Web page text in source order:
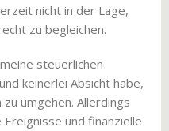
nicht in der Lage,
zu begleichen.
steuerlichen
keinerlei Absicht habe,
umgehen. Allerdings
und finanzielle